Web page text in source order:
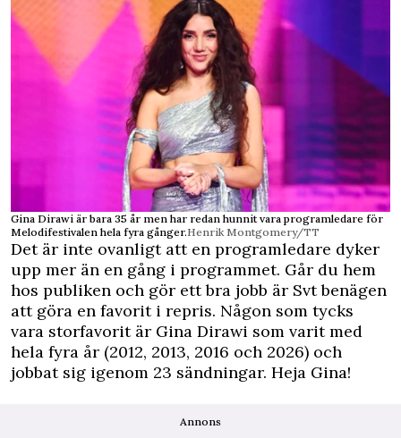
Gina Dirawi är bara 35 år men har redan hunnit vara programledare för
Melodifestivalen hela fyra gånger.Henrik Montgomery/TT
Det är inte ovanligt att en programledare dyker
upp mer än en gång i programmet. Går du hem
hos publiken och gör ett bra jobb är Svt benägen
att göra en favorit i repris. Någon som tycks
vara storfavorit är Gina Dirawi som varit med
hela fyra år (2012, 2013, 2016 och 2026) och
jobbat sig igenom 23 sändningar. Heja Gina!
Annons